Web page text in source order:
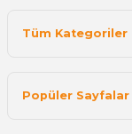
Tüm Kategoriler
Popüler Sayfalar